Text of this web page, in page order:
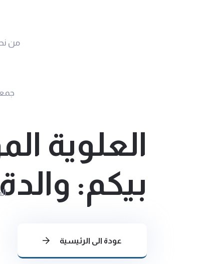
من
العلوية
بيكم:
عودة الى الرئيسية